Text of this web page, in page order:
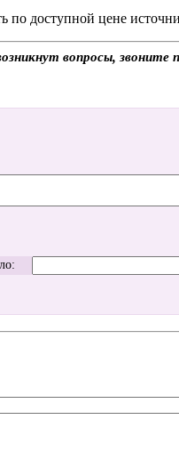
по доступной цене
вопросы,